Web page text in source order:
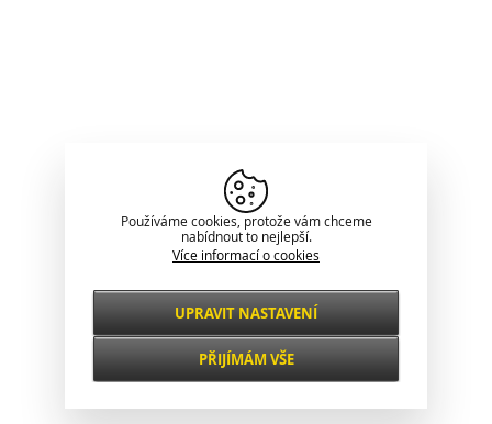
Používáme cookies, protože vám chceme
nabídnout to nejlepší.
Více informací o cookies
Nezbytné
VŽDY AKTIVNÍ
Funkční a
UPRAVIT NASTAVENÍ
PŘIJÍMÁM VŠE